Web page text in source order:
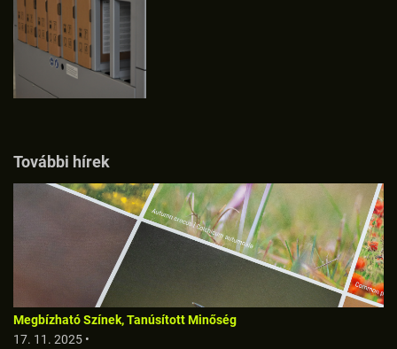
További hírek
Megbízható Színek, Tanúsított Minőség
17. 11. 2025 •